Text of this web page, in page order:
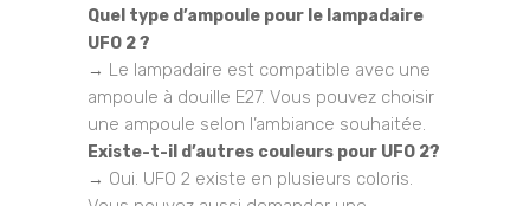
Quel type d’ampoule pour le lampadaire
UFO 2 ?
→ Le lampadaire est compatible avec une
ampoule à douille E27. Vous pouvez choisir
une ampoule selon l’ambiance souhaitée.
Existe-t-il d’autres couleurs pour UFO 2?
→ Oui. UFO 2 existe en plusieurs coloris.